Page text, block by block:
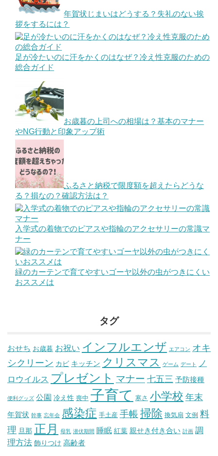
年賀状じまいはどうする？失礼のない挨
拶をするには？
足が冷たいのに汗をかくのはなぜ？冷え性克服のための
総合ガイド
お歳暮の上司への相場は？基本のマナー
やNG行動と印象アップ術
ふるさと納税で限度額を超えたらどうな
る？損なの？確認方法は？
入学式の着物でのピアスや指輪のアクセサリーの常識マ
ナー
緑のカーテンで育てやすいゴーヤ以外の虫がつきにくい
おススメは
タグ
おせち お歳暮 お祝い インフルエンザ エアコン オキ
シクリーン カビ キッチン クリスマス ゲーム デート
ノ
ロウイルス プレゼント マナー 七五三 予防接種
便利グッズ 公園 冷え性 喪中 子育て 寒さ 小学校 年末
年賀状 幹事 忘年会 感染症 手土産 手帳 掃除 換気扇 文例 料
理 旦那 正月 母乳 潜伏期間 睡眠 紅葉 親せき付き合い 計画 調
理方法 飾りつけ 高齢者